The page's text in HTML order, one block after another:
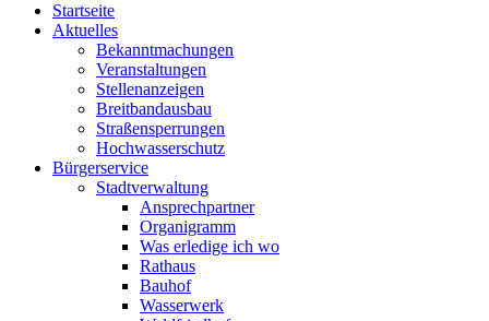
Startseite
Aktuelles
Bekanntmachungen
Veranstaltungen
Stellenanzeigen
Breitbandausbau
Straßensperrungen
Hochwasserschutz
Bürgerservice
Stadtverwaltung
Ansprechpartner
Organigramm
Was erledige ich wo
Rathaus
Bauhof
Wasserwerk